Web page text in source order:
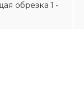
обрезка 1 -